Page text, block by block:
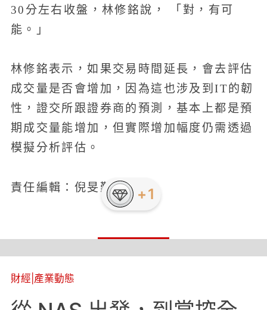
30分左右收盤，林修銘說， 「對，有可
能。」
林修銘表示，如果交易時間延長，會去評估
成交量是否會增加，因為這也涉及到IT的韌
性，證交所跟證券商的預測，基本上都是預
期成交量能增加，但實際增加幅度仍需透過
模擬分析評估。
責任編輯：倪旻勤
財經 產業動態